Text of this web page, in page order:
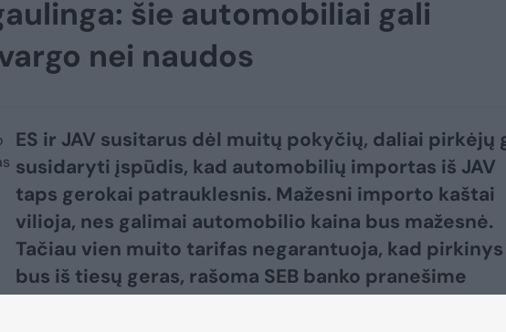
šie automobiliai gali
nei naudos
ES ir JAV susitarus dėl muitų pokyčių, daliai pirkėjų
susidaryti įspūdis, kad automobilių importas iš JAV
taps gerokai patrauklesnis. Mažesni importo kaštai
vilioja, nes galimai automobilio kaina bus mažesnė.
Tačiau vien muito tarifas negarantuoja, kad pirkinys
bus iš tiesų geras, rašoma SEB banko pranešime
žiniasklaidai.